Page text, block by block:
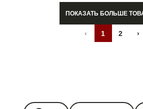
ПОКАЗАТЬ БОЛЬШЕ
‹ 1 2 ›